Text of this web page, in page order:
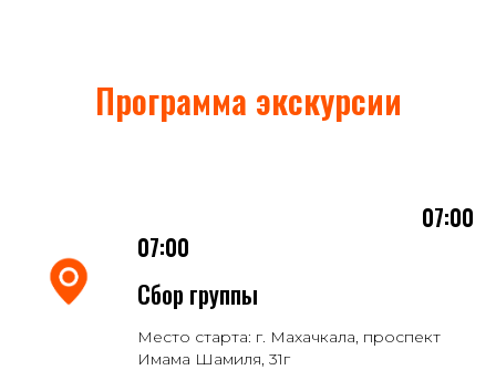
Программа экскурсии
07:00
07:00
Сбор группы
Место старта: г. Махачкала, проспект
Имама Шамиля, 31г